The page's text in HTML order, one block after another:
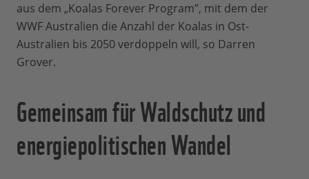
aus dem „Koalas Forever Program”, mit dem der
WWF Australien die Anzahl der Koalas in Ost-
Australien bis 2050 verdoppeln will, so Darren
Grover.
Gemeinsam für Waldschutz und
energiepolitischen Wandel